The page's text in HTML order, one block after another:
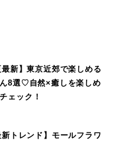
最新】東京近郊で楽しめる
8選♡自然×癒しを楽しめ
ェック！
新トレンド】モールフラワ